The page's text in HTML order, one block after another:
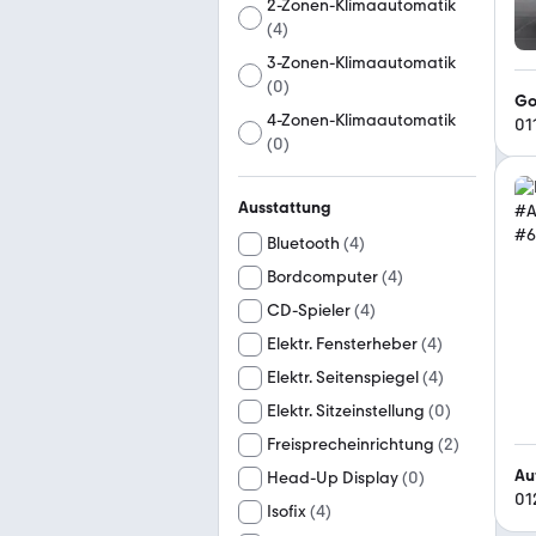
2-Zonen-Klimaautomatik
(4)
3-Zonen-Klimaautomatik
(0)
4-Zonen-Klimaautomatik
(0)
Ausstattung
Bluetooth (4)
Bordcomputer(4)
CD-Spieler(4)
Elektr. Fensterheber(4)
Elektr. Seitenspiegel(4)
Elektr. Sitzeinstellung (0)
Freisprecheinrichtung (2)
Head-Up Display(0)
Isofix(4)